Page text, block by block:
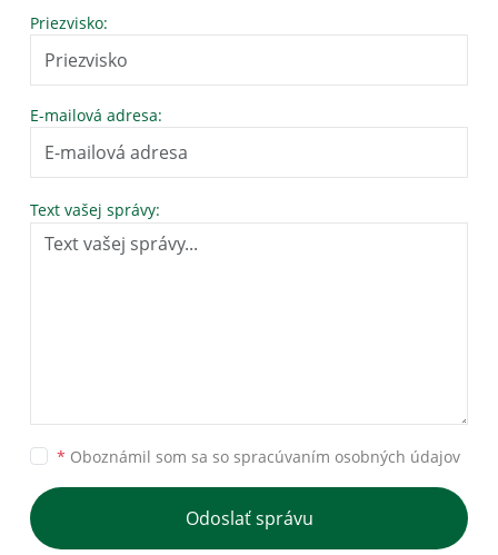
Priezvisko:
E-mailová adresa:
Text vašej správy:
* Oboznámil som sa so spracúvaním osobných údajov
Odoslať správu